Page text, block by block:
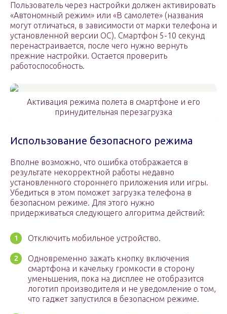
Пользователь через настройки должен активировать
«Автономный режим» или «В самолете» (названия
могут отличаться, в зависимости от марки телефона и
установленной версии ОС). Смартфон 5-10 секунд
перенастраивается, после чего нужно вернуть
прежние настройки. Остается проверить
работоспособность.
Активация режима полета в смартфоне и его
принудительная перезагрузка
Использование безопасного режима
Вполне возможно, что ошибка отображается в
результате некорректной работы недавно
установленного стороннего приложения или игры.
Убедиться в этом поможет загрузка телефона в
безопасном режиме. Для этого нужно
придерживаться следующего алгоритма действий:
Отключить мобильное устройство.
Одновременно зажать кнопку включения
смартфона и качельку громкости в сторону
уменьшения, пока на дисплее не отобразится
логотип производителя и не уведомление о том,
что гаджет запустился в безопасном режиме.